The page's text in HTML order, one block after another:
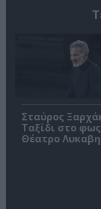
Σταύρος
Ταξίδι στο
Θέατρο